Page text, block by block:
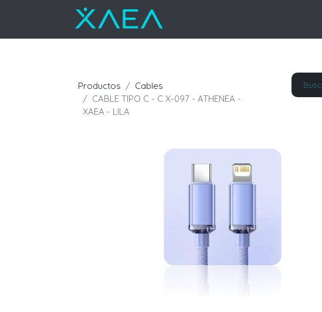
Productos
Cables
CABLE TIPO C - C X-097 - ATHENEA -
XAEA - LILA